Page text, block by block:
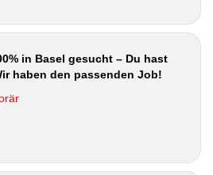
in Basel gesucht – Du hast
haben den passenden Job!